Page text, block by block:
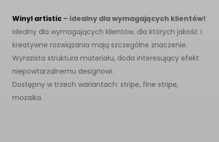
Winyl artistic – idealny dla wymagających klientów!
Idealny dla wymagających klientów, dla których jakość i
kreatywne rozwiązania mają szczególne znaczenie.
Wyrazista struktura materiału, doda interesujący efekt
niepowtarzalnemu designowi.
Dostępny w trzech wariantach: stripe, fine stripe,
mozaika.